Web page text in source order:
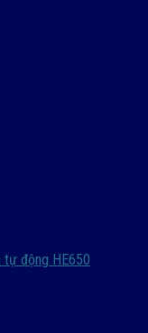
động HE650